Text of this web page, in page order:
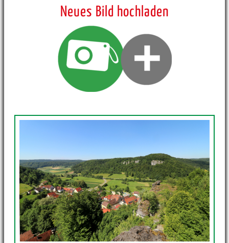
Neues Bild hochladen